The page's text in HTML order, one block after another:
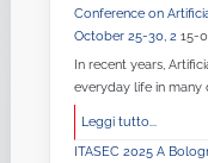
Conference on
October 25-30, 2 15-
In recent years,
everyday life in many
Leggi tutto...
ITASEC 2025 A